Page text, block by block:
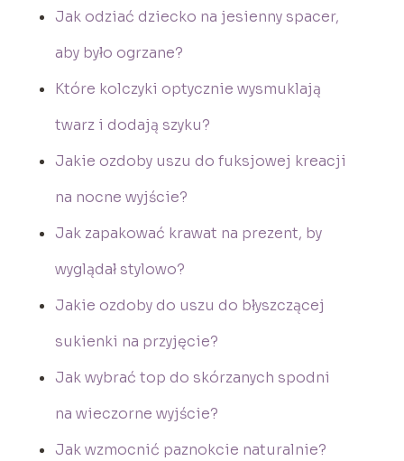
Jak odziać dziecko na jesienny spacer,
aby było ogrzane?
Które kolczyki optycznie wysmuklają
twarz i dodają szyku?
Jakie ozdoby uszu do fuksjowej kreacji
na nocne wyjście?
Jak zapakować krawat na prezent, by
wyglądał stylowo?
Jakie ozdoby do uszu do błyszczącej
sukienki na przyjęcie?
Jak wybrać top do skórzanych spodni
na wieczorne wyjście?
Jak wzmocnić paznokcie naturalnie?